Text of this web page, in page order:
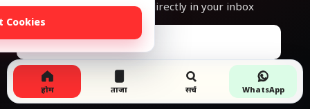
updates and special offers directly in your inbox
होम ताजा सर्च WhatsApp
Cookies